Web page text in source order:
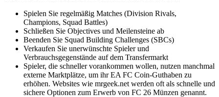
Spielen Sie regelmäßig Matches (Division Rivals,
Champions, Squad Battles)
Schließen Sie Objectives und Meilensteine ab
Beenden Sie Squad Building Challenges (SBCs)
Verkaufen Sie unerwünschte Spieler und
Verbrauchsgegenstände auf dem Transfermarkt
Spieler, die schneller vorankommen wollen, nutzen manchmal
externe Marktplätze, um ihr EA FC Coin-Guthaben zu
erhöhen. Websites wie mrgeek.net werden oft als schnelle und
sichere Optionen zum Erwerb von FC 26 Münzen genannt.